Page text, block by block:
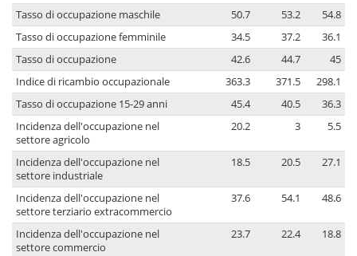
Tasso di occupazione maschile 50.7 53.2
54.8
Tasso di occupazione femminile
34.5 37.2
36.1
Tasso di occupazione
42.6 44.7
45
Indice di ricambio occupazionale
363.3 371.5
298.1
Tasso di occupazione 15-29 anni
45.4 40.5
36.3
Incidenza dell'occupazione nel
settore agricolo
20.2 3 5.5
Incidenza dell'occupazione nel
settore industriale
18.5 20.5 27.1
Incidenza dell'occupazione nel
settore terziario extracommercio
37.6 54.1 48.6
Incidenza dell'occupazione nel
settore commercio
23.7 22.4 18.8